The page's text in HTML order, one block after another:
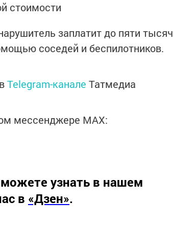
стоимости
заплатит до пяти тысяч
соседей и беспилотников.
Telegram-канале Татмедиа
мессенджере MАХ:
узнать в нашем
в «Дзен».